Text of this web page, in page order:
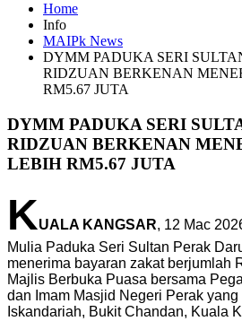
Home
Info
MAIPk News
DYMM PADUKA SERI
RIDZUAN BERKENAN
RM5.67 JUTA
DYMM PADUKA SERI
RIDZUAN BERKENAN
LEBIH RM5.67 JUTA
KUALA KANGSAR, 12 Mac
Mulia Paduka Seri Sultan Perak
menerima bayaran zakat berjumlah
Majlis Berbuka Puasa bersama
dan Imam Masjid Negeri Perak
Iskandariah, Bukit Chandan, Kuala